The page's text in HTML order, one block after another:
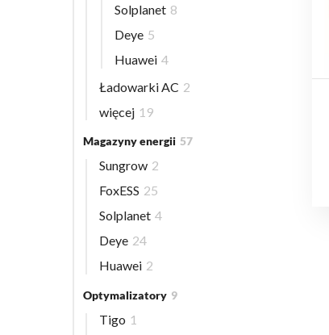
Solplanet 8
Deye 5
Huawei 4
Ładowarki AC 2
więcej 19
Magazyny energii 57
Sungrow 2
FoxESS 25
Solplanet 4
Deye 24
Huawei 2
Optymalizatory 9
Tigo 1